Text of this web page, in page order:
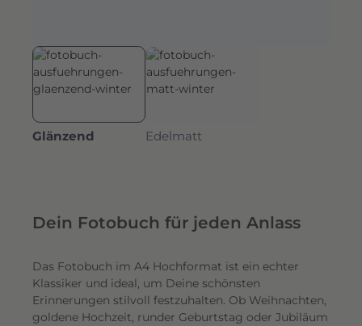
Glänzend Edelmatt
Dein Fotobuch für jeden Anlass
Das Fotobuch im A4 Hochformat ist ein echter
Klassiker und ideal, um Deine schönsten
Erinnerungen stilvoll festzuhalten. Ob Weihnachten,
goldene Hochzeit, runder Geburtstag oder Jubiläum